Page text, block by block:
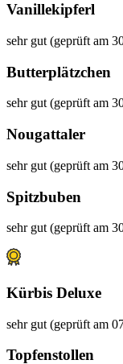
Vanillekipferl
sehr gut (geprüft am
Butterplätzchen
sehr gut (geprüft am
Nougattaler
sehr gut (geprüft am
Spitzbuben
sehr gut (geprüft am
Kürbis Deluxe
sehr gut (geprüft am
Topfenstollen